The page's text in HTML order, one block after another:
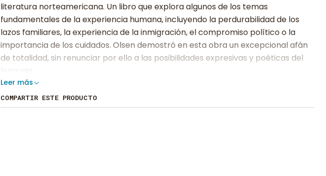
literatura norteamericana. Un libro que explora algunos de los temas
fundamentales de la experiencia humana, incluyendo la perdurabilidad de los
lazos familiares, la experiencia de la inmigración, el compromiso político o la
importancia de los cuidados. Olsen demostró en esta obra un excepcional afán
de totalidad, sin renunciar por ello a las posibilidades expresivas y poéticas del
lenguaje.
Leer más
COMPARTIR ESTE PRODUCTO